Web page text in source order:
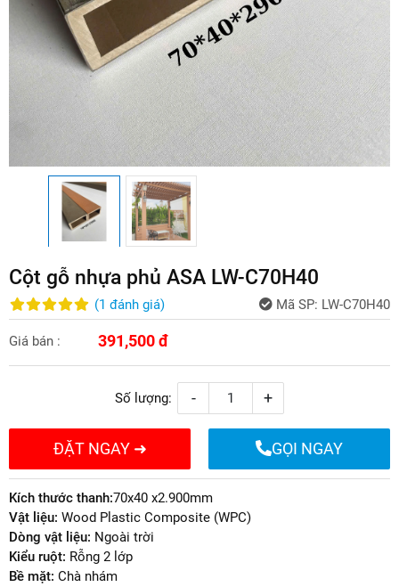
Cột gỗ nhựa phủ ASA LW-C70H40
(1 đánh giá) Mã SP: LW-C70H40
Giá bán : 391,500 đ
Số lượng: - +
ĐẶT NGAY ➜ GỌI NGAY
Kích thước thanh:70x40 x2.900mm
Vật liệu: Wood Plastic Composite (WPC)
Dòng vật liệu: Ngoài trời
Kiểu ruột: Rỗng 2 lớp
Bề mặt: Chà nhám